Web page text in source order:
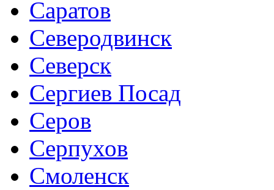
Саратов
Северодвинск
Северск
Сергиев Посад
Серов
Серпухов
Смоленск